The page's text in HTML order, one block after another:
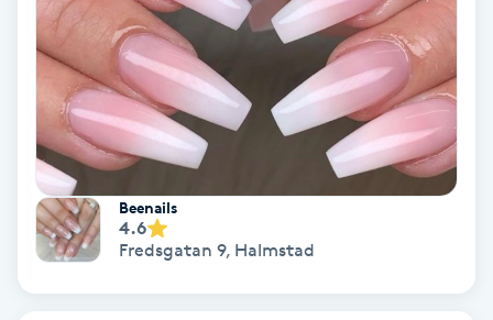
Kinesisk medicin
Kiropraktik
Klangmassage
Klippning
Klippning & Slingor
Beenails
4.6
Fredsgatan 9, Halmstad